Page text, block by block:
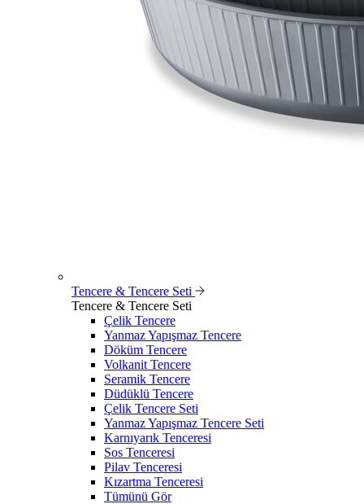
Tencere & Tencere Seti
Tencere & Tencere Seti
Çelik Tencere
Yanmaz Yapışmaz Tencere
Döküm Tencere
Volkanit Tencere
Seramik Tencere
Düdüklü Tencere
Çelik Tencere Seti
Yanmaz Yapışmaz Tencere Seti
Karnıyarık Tenceresi
Sos Tenceresi
Pilav Tenceresi
Kızartma Tenceresi
Tümünü Gör